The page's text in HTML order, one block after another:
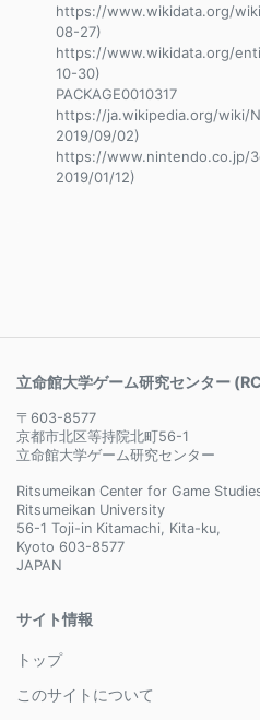
https://www.wikidata.org/
08-27)
https://www.wikidata.org/
10-30)
PACKAGE0010317
https://ja.wikipedia.org/wiki/
2019/09/02)
https://www.nintendo.co.jp/
2019/01/12)
立命館大学ゲーム研究センター
〒603-8577
京都市北区等持院北町56-1
立命館大学ゲーム研究センター
Ritsumeikan Center for Game
Ritsumeikan University
56-1 Toji-in Kitamachi, Kita-ku,
Kyoto 603-8577
JAPAN
サイト情報
トップ
このサイトについて